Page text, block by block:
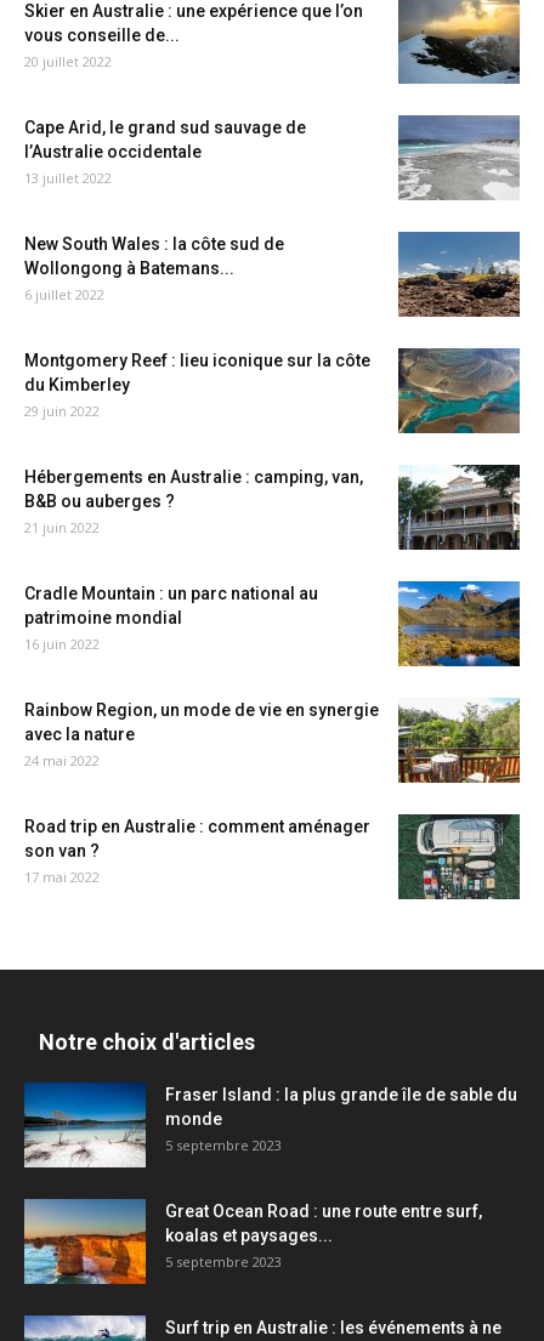
Skier en Australie : une expérience que l’on
vous conseille de...
20 juillet 2022
Cape Arid, le grand sud sauvage de
l’Australie occidentale
13 juillet 2022
New South Wales : la côte sud de
Wollongong à Batemans...
6 juillet 2022
Montgomery Reef : lieu iconique sur la côte
du Kimberley
29 juin 2022
Hébergements en Australie : camping, van,
B&B ou auberges ?
21 juin 2022
Cradle Mountain : un parc national au
patrimoine mondial
16 juin 2022
Rainbow Region, un mode de vie en synergie
avec la nature
24 mai 2022
Road trip en Australie : comment aménager
son van ?
17 mai 2022
Notre choix d'articles
Fraser Island : la plus grande île de sable du
monde
5 septembre 2023
Great Ocean Road : une route entre surf,
koalas et paysages...
5 septembre 2023
Surf trip en Australie : les événements à ne